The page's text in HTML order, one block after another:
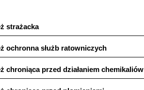
strażacka
ochronna służb ratowniczych
chroniąca przed działaniem chemikaliów